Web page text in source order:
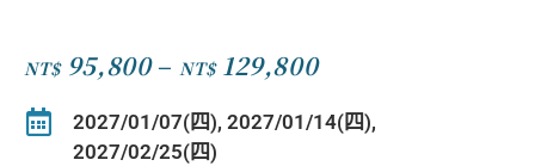
NT$ 95,800– NT$ 129,800價
格
範
2027/01/07(四), 2027/01/14(四),
2027/02/25(四)